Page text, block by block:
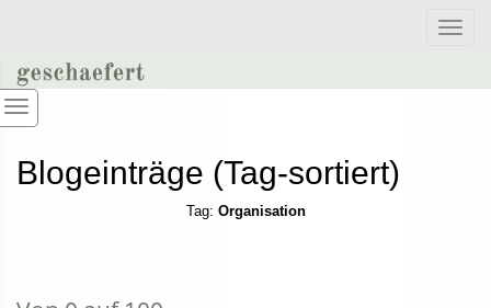
Toggle
Blogeinträge (Tag-sortiert)
Tag: Organisation